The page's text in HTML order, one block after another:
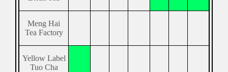
Meng Hai
Tea Factory
Yellow Label
Tuo Cha